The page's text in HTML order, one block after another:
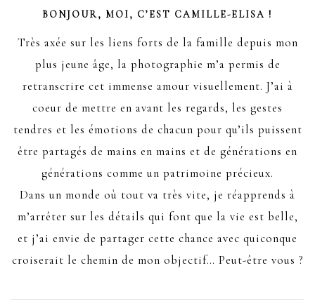
BONJOUR, MOI, C’EST CAMILLE-ELISA !
Très axée sur les liens forts de la famille depuis mon
plus jeune âge, la photographie m’a permis de
retranscrire cet immense amour visuellement. J’ai à
coeur de mettre en avant les regards, les gestes
tendres et les émotions de chacun pour qu’ils puissent
être partagés de mains en mains et de générations en
générations comme un patrimoine précieux.
Dans un monde où tout va très vite, je réapprends à
m’arrêter sur les détails qui font que la vie est belle,
et j’ai envie de partager cette chance avec quiconque
croiserait le chemin de mon objectif… Peut-être vous ?